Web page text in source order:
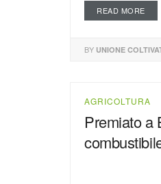
READ MORE
BY UNIONE
AGRICOLTURA
Premiato a